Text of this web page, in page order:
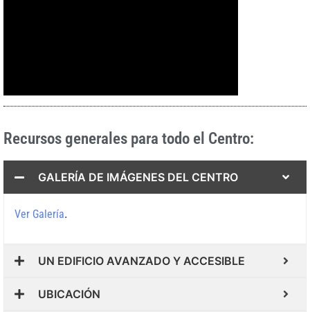
Recursos generales para todo el Centro:
GALERÍA DE IMÁGENES DEL CENTRO
Ver Galería.
UN EDIFICIO AVANZADO Y ACCESIBLE
UBICACIÓN